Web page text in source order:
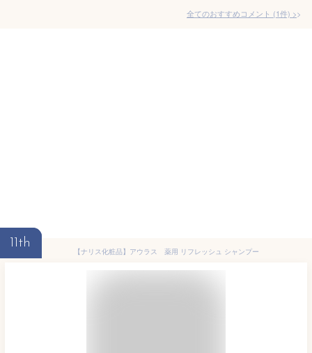
全てのおすすめコメント (1件) >
11th
【ナリス化粧品】アウラス 薬用 リフレッシュ シャンプー